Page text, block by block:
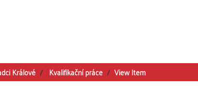
Králové Kvalifikační práce View Item